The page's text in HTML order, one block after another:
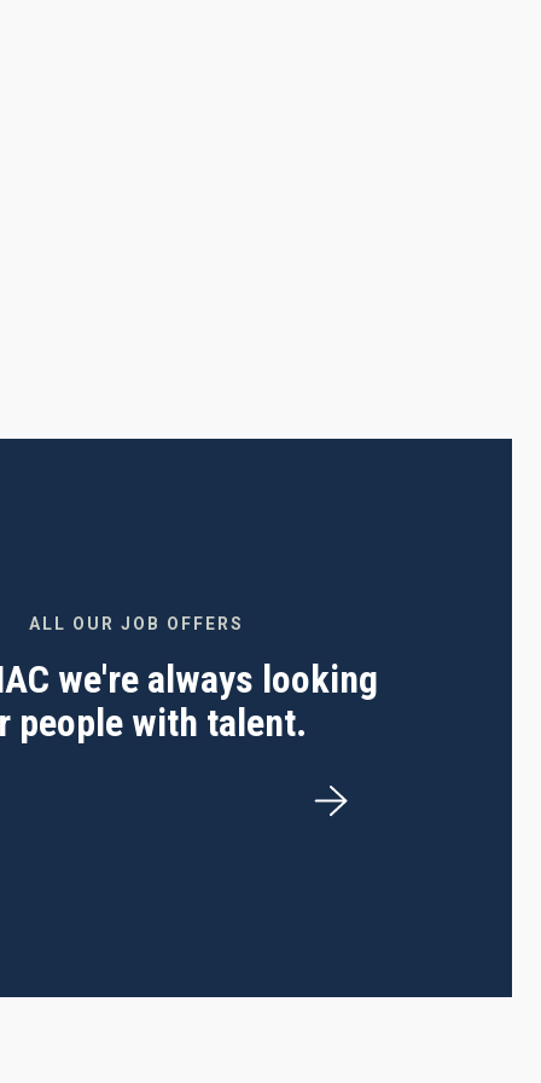
ALL OUR JOB OFFERS
we're always looking
people with talent.